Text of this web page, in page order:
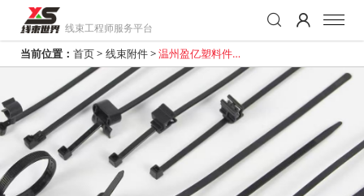
线束工程师服务平台
当前位置： 首页> 线束附件>温州盈亿塑料件有
限公司